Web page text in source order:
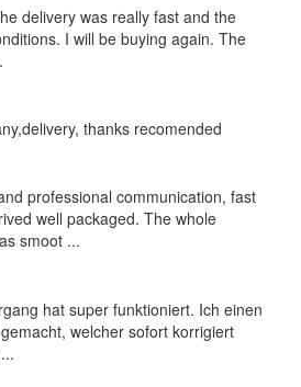
delivery was really fast and the
I will be buying again. The
thanks recomended
professional communication, fast
well packaged. The whole
smoot ...
hat super funktioniert. Ich einen
welcher sofort korrigiert